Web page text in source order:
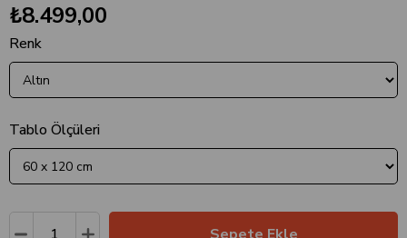
₺8.499,00
Renk
Tablo Ölçüleri